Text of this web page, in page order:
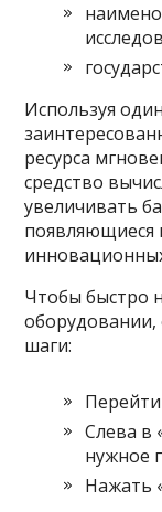
Используя
ресурса
средство
увеличивать
появляющиеся
Чтобы быстро
шаги:
Перейти
Слева в
нужное
Нажать